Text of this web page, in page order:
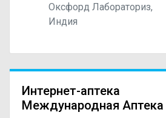
Оксфорд Лабораториз,
Индия
Интернет-аптека
Международная Аптека